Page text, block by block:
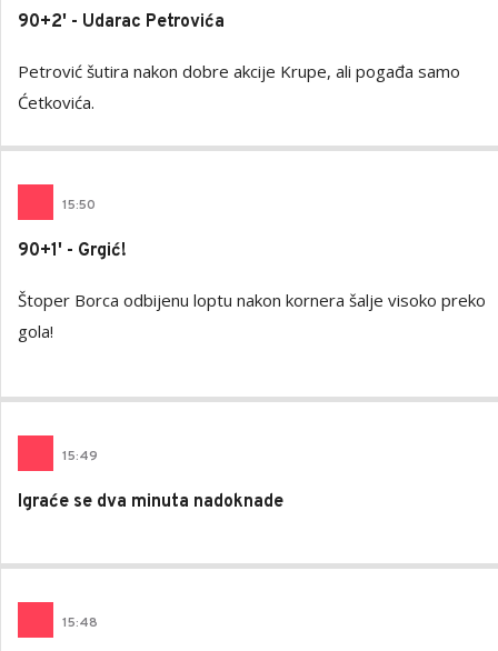
90+2' - Udarac Petrovića
Petrović šutira nakon dobre akcije Krupe, ali pogađa samo
Ćetkovića.
15:50
90+1' - Grgić!
Štoper Borca odbijenu loptu nakon kornera šalje visoko preko
gola!
15:49
Igraće se dva minuta nadoknade
15:48